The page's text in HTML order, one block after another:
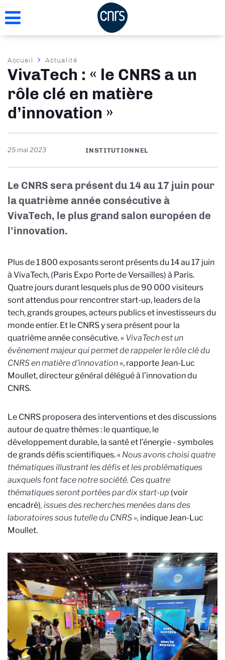
au
Fil
d'Ariane
Accueil Actualité
VivaTech : « le CNRS a un
rôle clé en matière
d’innovation »
25 mai 2023 INSTITUTIONNEL
Le CNRS sera présent du 14 au 17 juin pour
la quatrième année consécutive à
VivaTech, le plus grand salon européen de
l’innovation.
Plus de 1 800 exposants seront présents du 14 au 17 juin
à VivaTech, (Paris Expo Porte de Versailles) à Paris.
Quatre jours durant lesquels plus de 90 000 visiteurs
sont attendus pour rencontrer start-up, leaders de la
tech, grands groupes, acteurs publics et investisseurs du
monde entier. Et le CNRS y sera présent pour la
quatrième année consécutive. « VivaTech est un
évènement majeur qui permet de rappeler le rôle clé du
CNRS en matière d’innovation », rapporte Jean-Luc
Moullet, directeur général délégué à l’innovation du
CNRS.
Le CNRS proposera des interventions et des discussions
autour de quatre thèmes : le quantique, le
développement durable, la santé et l’énergie - symboles
de grands défis scientifiques. « Nous avons choisi quatre
thématiques illustrant les défis et les problématiques
auxquels font face notre société. Ces quatre
thématiques seront portées par dix start-up (voir
encadré), issues des recherches menées dans des
laboratoires sous tutelle du CNRS », indique Jean-Luc
Moullet.